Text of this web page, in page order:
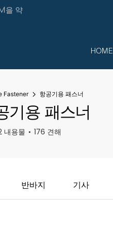
을 약
HOME
Fastener 항공기용 패스너
기용 패스너
내용물 176 견해
반바지 기사